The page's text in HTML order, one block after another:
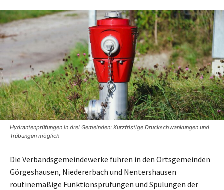
Hydrantenprüfungen in drei Gemeinden: Kurzfristige Druckschwankungen und
Trübungen möglich
Die Verbandsgemeindewerke führen in den Ortsgemeinden
Görgeshausen, Niedererbach und Nentershausen
routinemäßige Funktionsprüfungen und Spülungen der